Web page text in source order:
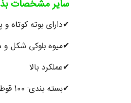
سایر مشخصات
✔دارای بوته كوتاه و
✔میوه بلوكی شكل و
✔عملكرد بالا
✔بسته بندی: 100 قوطی 100 گرمی در هر کارتن